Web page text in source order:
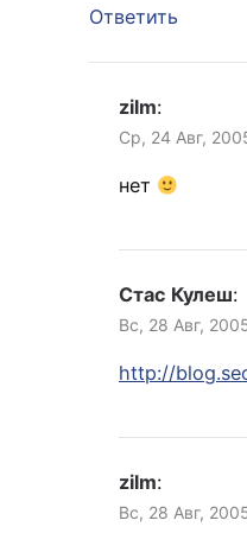
Ответить
zilm:
Ср, 24 Авг,
нет
Стас Кулеш:
Вс, 28 Авг,
http://
zilm:
Вс, 28 Авг,